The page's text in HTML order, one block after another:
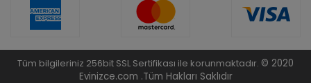
Tüm bilgileriniz 256bit SSL Sertifikası ile korunmaktadır. © 2020
Evinizce.com .Tüm Hakları Saklıdır